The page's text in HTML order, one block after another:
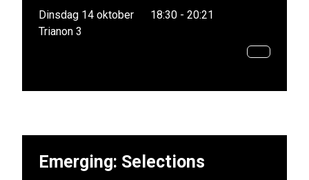
Dinsdag 14 oktober
18:30 - 20:21
Trianon 3
Emerging: Selections